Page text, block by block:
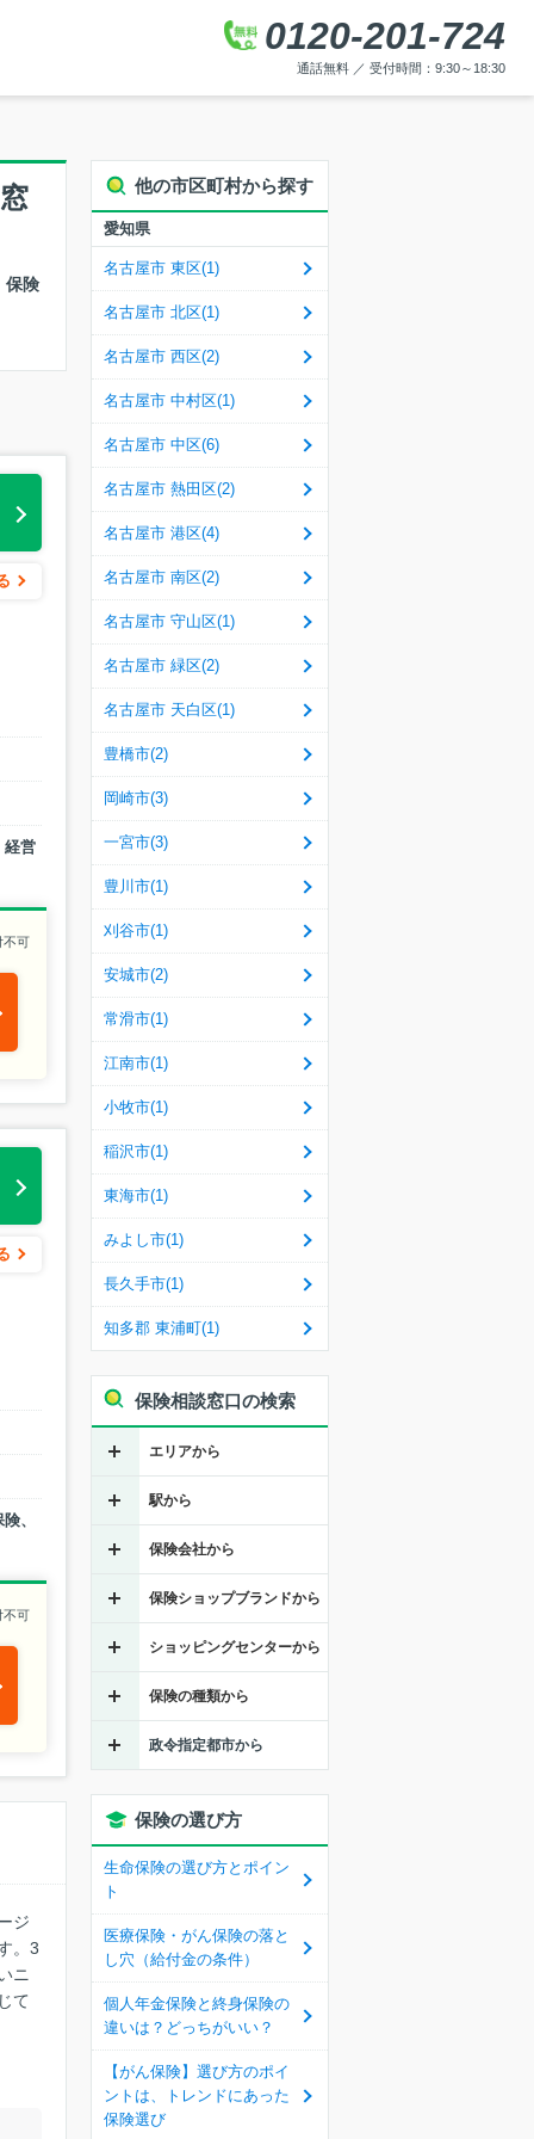
0120-201-724
通話無料 ／ 受付時間：9:30～18:30
保険
経営
不可
、
不可
ジ
。3
ニ
て
他の市区町村から探す
愛知県
名古屋市 東区(1)
名古屋市 北区(1)
名古屋市 西区(2)
名古屋市 中村区(1)
名古屋市 中区(6)
名古屋市 熱田区(2)
名古屋市 港区(4)
名古屋市 南区(2)
名古屋市 守山区(1)
名古屋市 緑区(2)
名古屋市 天白区(1)
豊橋市(2)
岡崎市(3)
一宮市(3)
豊川市(1)
刈谷市(1)
安城市(2)
常滑市(1)
江南市(1)
小牧市(1)
稲沢市(1)
東海市(1)
みよし市(1)
長久手市(1)
知多郡 東浦町(1)
保険相談窓口の検索
エリアから
駅から
保険会社から
保険ショップブランドから
ショッピングセンターから
保険の種類から
政令指定都市から
保険の選び方
生命保険の選び方とポイン
ト
医療保険・がん保険の落と
し穴（給付金の条件）
個人年金保険と終身保険の
違いは？どっちがいい？
【がん保険】選び方のポイ
ントは、トレンドにあった
保険選び